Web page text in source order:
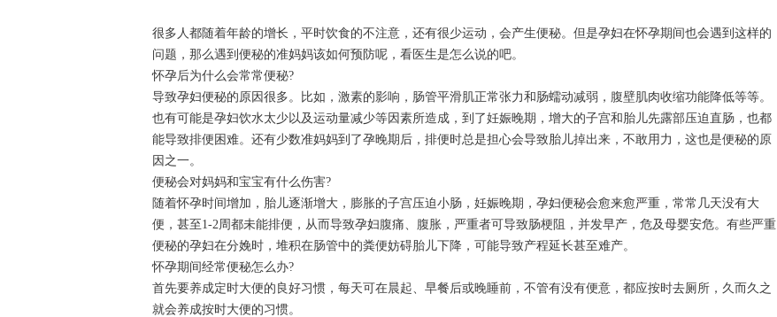
很多人都随着年龄的增长，平时饮食的不注意，还有很少运动，会产生便秘。但是孕妇在怀孕期间也会遇到这样的
问题，那么遇到便秘的准妈妈该如何预防呢，看医生是怎么说的吧。
怀孕后为什么会常常便秘?
导致孕妇便秘的原因很多。比如，激素的影响，肠管平滑肌正常张力和肠蠕动减弱，腹壁肌肉收缩功能降低等等。
也有可能是孕妇饮水太少以及运动量减少等因素所造成，到了妊娠晚期，增大的子宫和胎儿先露部压迫直肠，也都
能导致排便困难。还有少数准妈妈到了孕晚期后，排便时总是担心会导致胎儿掉出来，不敢用力，这也是便秘的原
因之一。
便秘会对妈妈和宝宝有什么伤害?
随着怀孕时间增加，胎儿逐渐增大，膨胀的子宫压迫小肠，妊娠晚期，孕妇便秘会愈来愈严重，常常几天没有大
便，甚至1-2周都未能排便，从而导致孕妇腹痛、腹胀，严重者可导致肠梗阻，并发早产，危及母婴安危。有些严重
便秘的孕妇在分娩时，堆积在肠管中的粪便妨碍胎儿下降，可能导致产程延长甚至难产。
怀孕期间经常便秘怎么办?
首先要养成定时大便的良好习惯，每天可在晨起、早餐后或晚睡前，不管有没有便意，都应按时去厕所，久而久之
就会养成按时大便的习惯。